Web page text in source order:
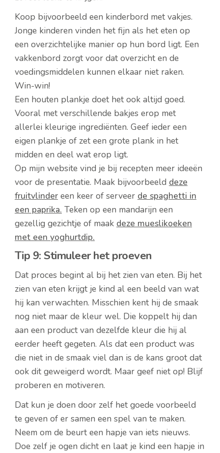
Koop bijvoorbeeld een kinderbord met vakjes.
Jonge kinderen vinden het fijn als het eten op
een overzichtelijke manier op hun bord ligt. Een
vakkenbord zorgt voor dat overzicht en de
voedingsmiddelen kunnen elkaar niet raken.
Win-win!
Een houten plankje doet het ook altijd goed.
Vooral met verschillende bakjes erop met
allerlei kleurige ingrediënten. Geef ieder een
eigen plankje of zet een grote plank in het
midden en deel wat erop ligt.
Op mijn website vind je bij recepten meer ideeën
voor de presentatie. Maak bijvoorbeeld deze
fruitvlindereen keer of serveer de spaghetti in
een paprika. Teken op een mandarijn een
gezellig gezichtje of maak deze mueslikoeken
met een yoghurtdip.
Tip 9: Stimuleer het proeven
Dat proces begint al bij het zien van eten. Bij het
zien van eten krijgt je kind al een beeld van wat
hij kan verwachten. Misschien kent hij de smaak
nog niet maar de kleur wel. Die koppelt hij dan
aan een product van dezelfde kleur die hij al
eerder heeft gegeten. Als dat een product was
die niet in de smaak viel dan is de kans groot dat
ook dit geweigerd wordt. Maar geef niet op! Blijf
proberen en motiveren.
Dat kun je doen door zelf het goede voorbeeld
te geven of er samen een spel van te maken.
Neem om de beurt een hapje van iets nieuws.
Doe zelf je ogen dicht en laat je kind een hapje in